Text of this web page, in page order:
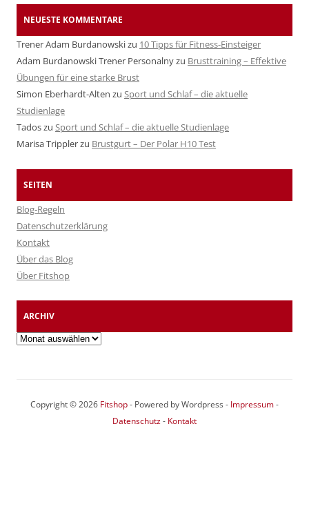
NEUESTE KOMMENTARE
Trener Adam Burdanowskizu 10 Tipps für Fitness-Einsteiger
Adam Burdanowski Trener Personalnyzu Brusttraining – Effektive
Übungen für eine starke Brust
Simon Eberhardt-Alten zu Sport und Schlaf – die aktuelle
Studienlage
Tadoszu Sport und Schlaf – die aktuelle Studienlage
Marisa Tripplerzu Brustgurt – Der Polar H10 Test
SEITEN
Blog-Regeln
Datenschutzerklärung
Kontakt
Über das Blog
Über Fitshop
ARCHIV
Archiv
Copyright © 2026 Fitshop- Powered by Wordpress - Impressum-
Datenschutz- Kontakt